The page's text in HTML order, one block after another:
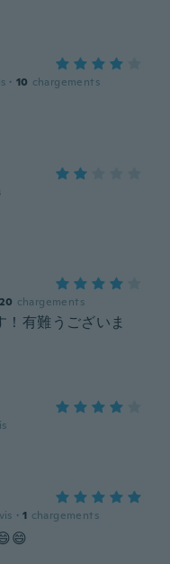
· 10 chargements
20 chargements
！有難うございま
· 1 chargements